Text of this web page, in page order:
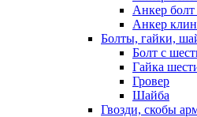
Анкер
Анкер
Болты, гайки,
Болт c
Гайка
Гровер
Шайба
Гвозди, скобы